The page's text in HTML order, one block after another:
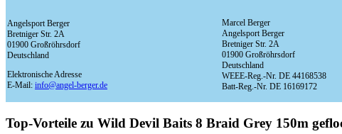
Angelsport Berger
Bretniger Str. 2A
01900 Großröhrsdorf
Deutschland
Elektronische Adresse
E-Mail: info@angel-berger.de
Marcel Berger
Angelsport Berger
Bretniger Str. 2A
01900 Großröhrsdorf
Deutschland
WEEE-Reg.-Nr. DE 44168538
Batt-Reg.-Nr. DE 16169172
Top-Vorteile zu Wild Devil Baits 8 Braid Grey 150m